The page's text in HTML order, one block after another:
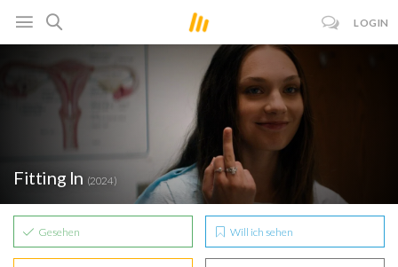
LOGIN
Fitting In (2024)
Gesehen Will ich sehen